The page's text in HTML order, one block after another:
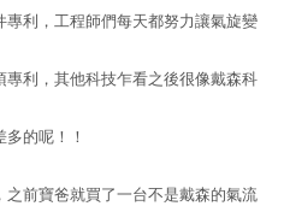
利，工程師們每天都努力讓氣旋變
利，其他科技乍看之後很像戴森科
的呢！！
前寶爸就買了一台不是戴森的氣流